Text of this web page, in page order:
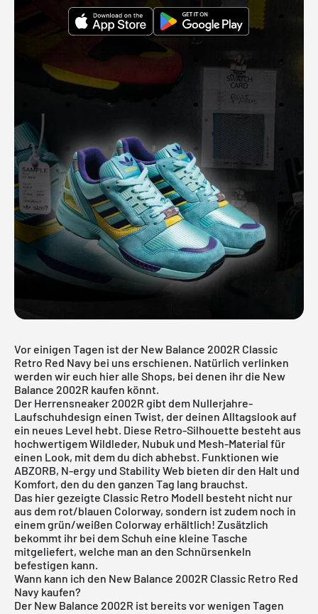
Vor einigen Tagen ist der New Balance 2002R Classic
Retro Red Navy bei uns erschienen. Natürlich verlinken
werden wir euch hier alle Shops, bei denen ihr die New
Balance 2002R kaufen könnt.
Der Herrensneaker 2002R gibt dem Nullerjahre-
Laufschuhdesign einen Twist, der deinen Alltagslook auf
ein neues Level hebt. Diese Retro-Silhouette besteht aus
hochwertigem Wildleder, Nubuk und Mesh-Material für
einen Look, mit dem du dich abhebst. Funktionen wie
ABZORB, N-ergy und Stability Web bieten dir den Halt und
Komfort, den du den ganzen Tag lang brauchst.
Das hier gezeigte Classic Retro Modell besteht nicht nur
aus dem rot/blauen Colorway, sondern ist zudem noch in
einem grün/weißen Colorway erhältlich! Zusätzlich
bekommt ihr bei dem Schuh eine kleine Tasche
mitgeliefert, welche man an den Schnürsenkeln
befestigen kann.
Wann kann ich den New Balance 2002R Classic Retro Red
Navy kaufen?
Der New Balance 2002R ist bereits vor wenigen Tagen